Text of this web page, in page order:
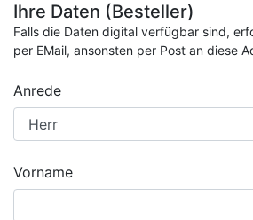
Ihre Daten (Besteller)
Falls die Daten digital verfügbar sind,
per EMail, ansonsten per Post an diese
Anrede
Vorname